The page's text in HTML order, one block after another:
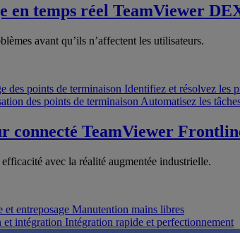
en temps réel TeamViewer
avant qu’ils n’affectent les utilisateurs.
des points de terminaison Identifiez et résolvez les
des points de terminaison Automatisez les
connecté TeamViewer
avec la réalité augmentée industrielle.
et entreposage Manutention mains libres
et intégration Intégration rapide et perfectionnement